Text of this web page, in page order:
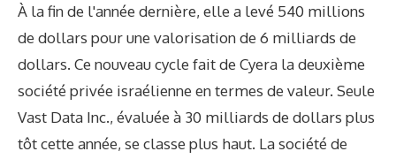
À la fin de l'année dernière, elle a levé 540 millions
de dollars pour une valorisation de 6 milliards de
dollars. Ce nouveau cycle fait de Cyera la deuxième
société privée israélienne en termes de valeur. Seule
Vast Data Inc., évaluée à 30 milliards de dollars plus
tôt cette année, se classe plus haut. La société de